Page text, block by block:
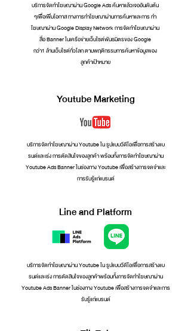
บริการจัดทำโฆษณาผาน Google Ads คนหาแลวเจออันดับตน
ๆเพื่อเพิ่มโอกาส ทางการทำโฆษณาผานการคนหาและการ ทำ
โฆษณาผาน Google Display Network การจัดทำโฆษณาผาน
สื่อ Banner ในเครือขายเว็บไซตพันธมิตรของ Google
กวา1 ลานเว็บไซตทั่วโลก ตามพฤติกรรมการคนหาขอมูลของ
ลูกคาเปาหมาย
Youtube Marketing
บริการจัดทำโฆษณาผาน Youtube ใน รูปแบบวีดีโอเพื่อการสรางแบ
รนดและเรง การตัดสินใจของลูกคา พรอมทั้งการจัดทำโฆษณาผาน
Youtube Ads Banner ในชองทาง Youtube เพื่อสรางการจดจำและ
การรับรูแกแบรนด์
Line and Platform
บริการจัดทำโฆษณาผาน Youtube ใน รูปแบบวีดีโอเพื่อการสรางแบ
รนดและเรง การตัดสินใจของลูกคาพรอมทั้งการจัดทำโฆษณาผาน
Youtube Ads Banner ในชองทาง Youtube เพื่อสรางการจดจำและการ
รับรูแกแบรนด